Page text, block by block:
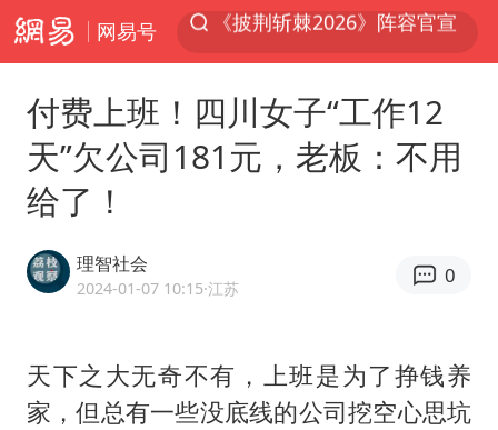
网易号
夏日经济乘热而上 消费市场向新而行
以拒绝“和平委员会”的加沙和平计划
美将每月供乌爱国者拦截导弹
央视新主播李秋莹母校发文祝贺
上门女婿出轨女邻居多年被判重婚罪
付费上班！四川女子“工作12
天”欠公司181元，老板：不用
给了！
理智社会
2024-01-07 10:15·江苏
0
天下之大无奇不有，上班是为了挣钱养
家，但总有一些没底线的公司挖空心思坑